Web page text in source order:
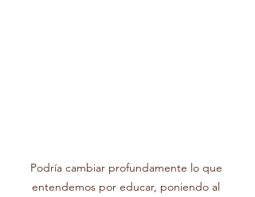
Podría cambiar profundamente lo que
entendemos por educar, poniendo al